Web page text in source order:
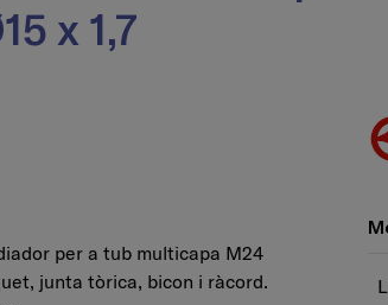
x 1,7
per a tub multicapa M24
junta tòrica, bicon i ràcord.